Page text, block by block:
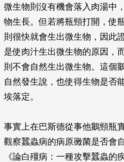
微生物則沒有機會落入肉湯中
物生長。但若將瓶頸打開，使
則很快就會生出微生物，因此
是使肉汁生出微生物的原因，
則不會自然生出微生物。這個
自然發生說，也使得生物是否
埃落定。
事實上在巴斯德從事他鵝頸瓶
觀察蠶蟲病的病原黴菌是否會
《論白殭病：一種攻擊蠶蟲的